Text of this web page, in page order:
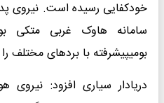
خودکفایی رسیده است. نیروی
سامانه هاوک غربی متکی
بومیپیشرفته با بردهای مختلف را
دریادار سیاری افزود: نیروی